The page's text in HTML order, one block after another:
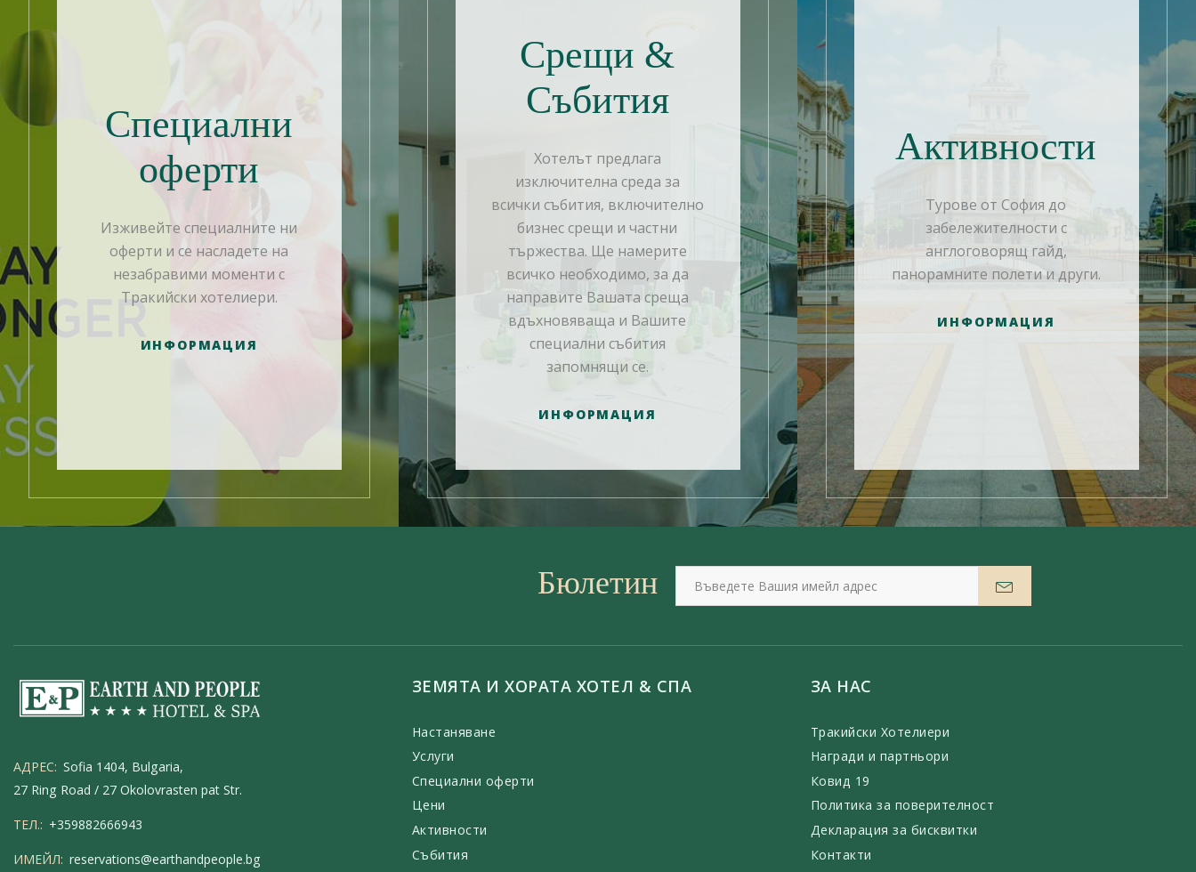
Специални
оферти
Изживейте специалните ни
оферти и се насладете на
незабравими моменти с
Тракийски хотелиери.
ИНФОРМАЦИЯ
Срещи &
Събития
Хотелът предлага
изключителна среда за
всички събития, включително
бизнес срещи и частни
тържества. Ще намерите
всичко необходимо, за да
направите Вашата среща
вдъхновяваща и Вашите
специални събития
запомнящи се.
ИНФОРМАЦИЯ
Активности
Турове от София до
забележителности с
англоговорящ гайд,
панорамните полети и други.
ИНФОРМАЦИЯ
Бюлетин
АДРЕС: Sofia 1404, Bulgaria,
27 Ring Road / 27 Okolovrasten pat Str.
ТЕЛ.: +359882666943
ИМЕЙЛ: reservations@earthandpeople.bg
ЗЕМЯТА И ХОРАТА ХОТЕЛ & СПА
Настаняване
Услуги
Специални оферти
Цени
Активности
Събития
ЗА НАС
Тракийски Хотелиери
Награди и партньори
Ковид 19
Политика за поверителност
Декларация за бисквитки
Контакти